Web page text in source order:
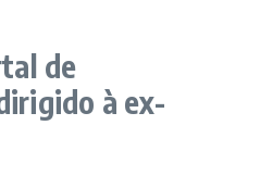
de
à ex-